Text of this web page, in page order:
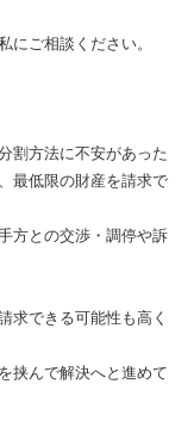
にご相談ください。
割方法に不安があった
最低限の財産を請求で
方との交渉・調停や訴
求できる可能性も高く
挟んで解決へと進めて